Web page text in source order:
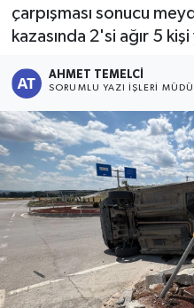
çarpışması sonucu
kazasında 2'si ağır 5
AHMET TEMELCI
SORUMLU YAZI İŞLERI